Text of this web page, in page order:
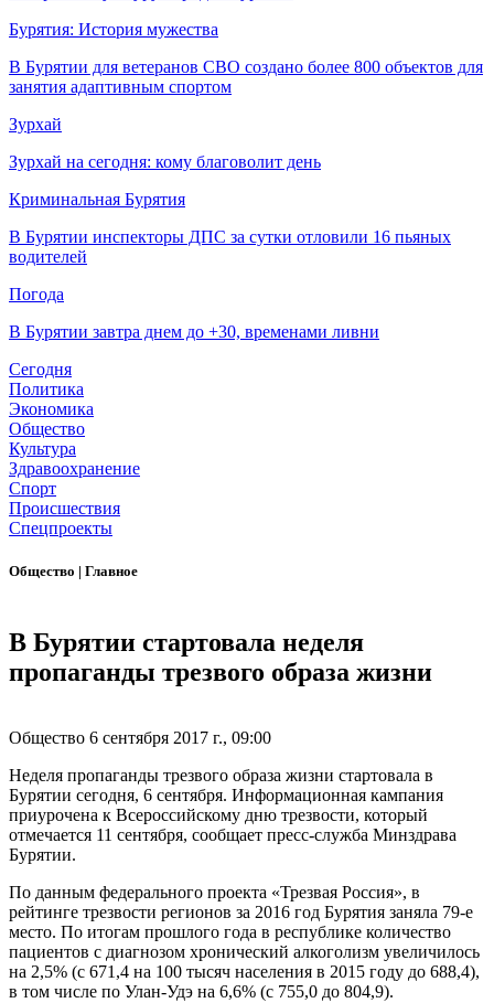
Бурятия: История мужества
В Бурятии для ветеранов СВО создано более 800 объектов для
занятия адаптивным спортом
Зурхай
Зурхай на сегодня: кому благоволит день
Криминальная Бурятия
В Бурятии инспекторы ДПС за сутки отловили 16 пьяных
водителей
Погода
В Бурятии завтра днем до +30, временами ливни
Сегодня
Политика
Экономика
Общество
Культура
Здравоохранение
Спорт
Происшествия
Спецпроекты
Общество | Главное
В Бурятии стартовала неделя
пропаганды трезвого образа жизни
Общество 6 сентября 2017 г., 09:00
Неделя пропаганды трезвого образа жизни стартовала в
Бурятии сегодня, 6 сентября. Информационная кампания
приурочена к Всероссийскому дню трезвости, который
отмечается 11 сентября, сообщает пресс-служба Минздрава
Бурятии.
По данным федерального проекта «Трезвая Россия», в
рейтинге трезвости регионов за 2016 год Бурятия заняла 79-е
место. По итогам прошлого года в республике количество
пациентов с диагнозом хронический алкоголизм увеличилось
на 2,5% (с 671,4 на 100 тысяч населения в 2015 году до 688,4),
в том числе по Улан-Удэ на 6,6% (с 755,0 до 804,9).